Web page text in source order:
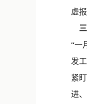
虚
“一
发
紧
进